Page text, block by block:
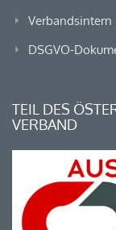
Verbandsintern
DSGVO-
TEIL DES
VERBAND